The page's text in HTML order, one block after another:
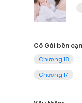
Cô Gái bên
Chương 18
Chương 17